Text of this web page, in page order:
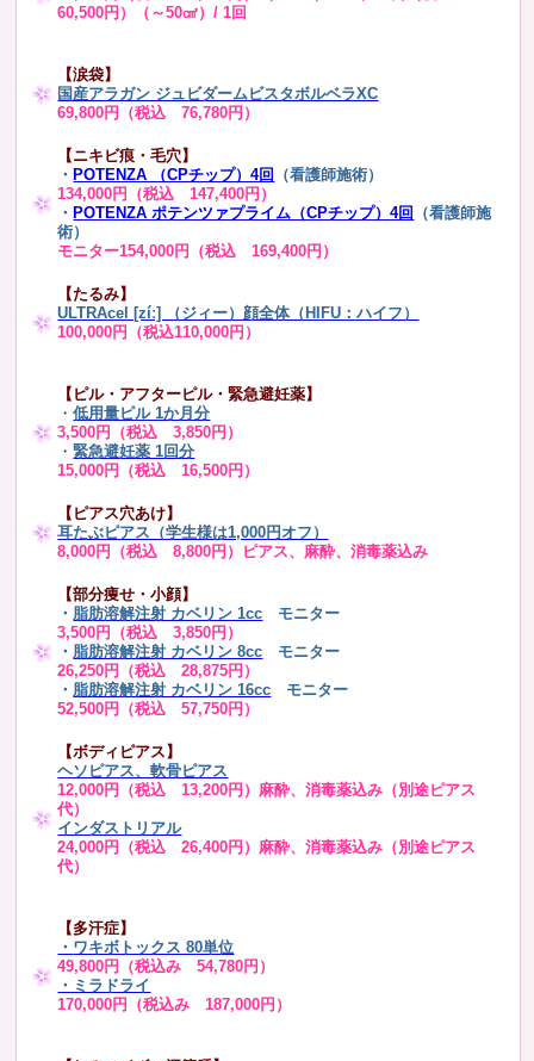
60,500円）（～50㎠）/ 1回
【涙袋】
国産アラガン ジュビダームビスタボルベラXC
69,800円（税込 76,780円）
【ニキビ痕・毛穴】
・ POTENZA （CPチップ）4回
（看護師施術）
134,000円（税込 147,400円）
・ POTENZA ポテンツァプライム（CPチップ）4回
（看護師施
術）
モニター154,000円（税込 169,400円）
【たるみ】
ULTRAcel [zíː] （ジィー）顔全体（HIFU：ハイフ）
100,000円（税込110,000円）
【ピル・アフターピル・緊急避妊薬】
・低用量ピル 1か月分
3,500円（税込 3,850円）
・緊急避妊薬 1回分
15,000円（税込 16,500円）
【ピアス穴あけ】
耳たぶピアス（学生様は1,000円オフ）
8,000円（税込 8,800円）ピアス、麻酔、消毒薬込み
【部分痩せ・小顔】
・ 脂肪溶解注射 カベリン 1cc モニター
3,500円（税込 3,850円）
・ 脂肪溶解注射 カベリン 8cc モニター
26,250円（税込 28,875円）
・ 脂肪溶解注射 カベリン 16cc
モニター
52,500円（税込 57,750円）
【ボディピアス】
ヘソピアス、軟骨ピアス
12,000円（税込 13,200円）麻酔、消毒薬込み（別途ピアス
代）
インダストリアル
24,000円（税込 26,400円）麻酔、消毒薬込み（別途ピアス
代）
【多汗症】
・ ワキボトックス 80単位
49,800円（税込み 54,780円）
・ミラドライ
170,000円（税込み 187,000円）